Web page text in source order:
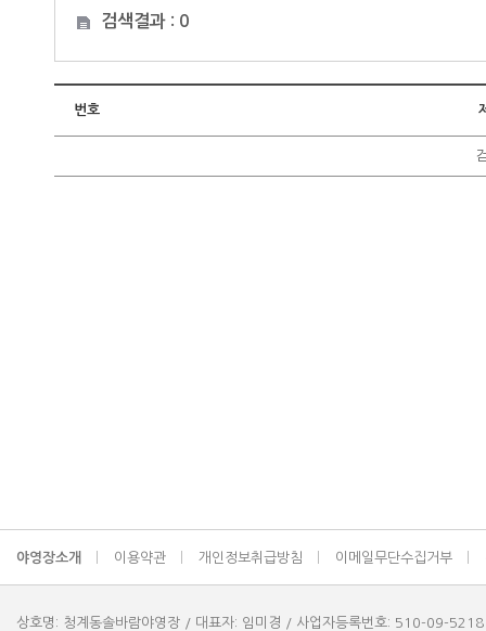
검색결과 : 0
번호
야영장소개 이용약관 개인정보취급방침 이메일무단수집거부
상호명: 청계동솔바람야영장 / 대표자: 임미경 / 사업자등록번호: 510-09-